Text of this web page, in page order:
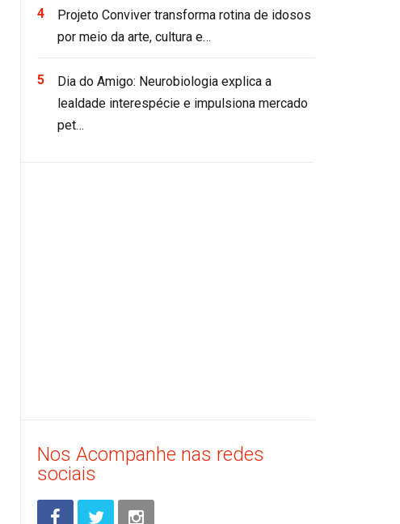
Projeto Conviver transforma rotina de idosos
por meio da arte, cultura e…
Dia do Amigo: Neurobiologia explica a
lealdade interespécie e impulsiona mercado
pet…
Nos Acompanhe nas redes
sociais